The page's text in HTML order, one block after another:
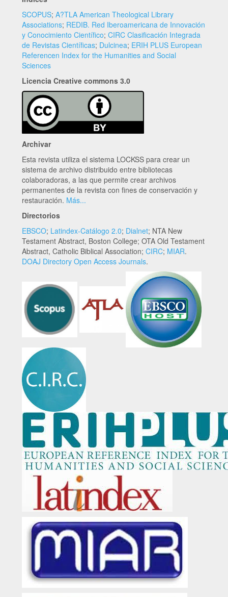
SCOPUS; A?TLA American Theological Library
Associations; REDIB. Red Iberoamericana de Innovación
y Conocimiento Científico; CIRC Clasificación Integrada
de Revistas Científicas; Dulcinea; ERIH PLUS European
Referencen Index for the Humanities and Social
Sciences
Licencia Creative commons 3.0
Archivar
Esta revista utiliza el sistema LOCKSS para crear un
sistema de archivo distribuido entre bibliotecas
colaboradoras, a las que permite crear archivos
permanentes de la revista con fines de conservación y
restauración. Más...
Directorios
EBSCO; Latindex-Catálogo 2.0; Dialnet; NTA New
Testament Abstract, Boston College; OTA Old Testament
Abstract, Catholic Biblical Association; CIRC; MIAR.
DOAJ Directory Open Access Journals.